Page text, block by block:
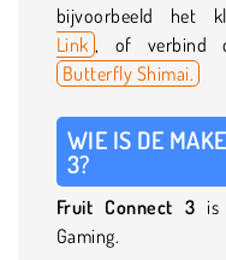
bijvoorbeeld het
Link , of verbind
Butterfly Shimai.
WIE IS DE
3?
Fruit Connect 3 is
Gaming.